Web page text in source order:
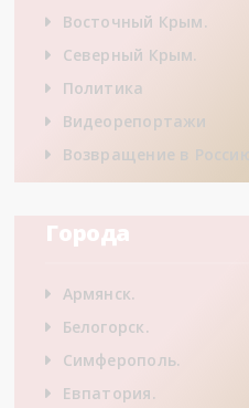
Восточный Крым.
Северный Крым.
Политика
Видеорепортажи
Возвращение в Россию.
Города
Армянск.
Белогорск.
Симферополь.
Евпатория.